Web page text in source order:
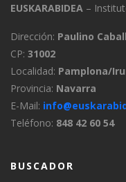
EUSKARABIDEA –
Dirección: Paulino
CP: 31002
Localidad: Pamplona/
Provincia: Navarra
E-Mail:
Teléfono: 848 42 60 54
BUSCADOR